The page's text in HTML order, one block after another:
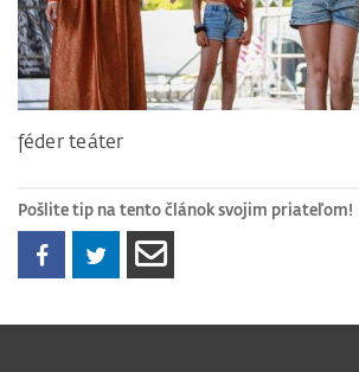
féder teáter
Pošlite tip na tento článok svojim priateľom!